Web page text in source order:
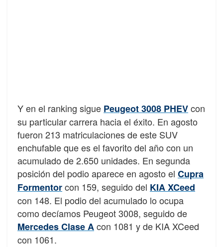
Y en el ranking sigue Peugeot 3008 PHEVcon
su particular carrera hacia el éxito. En agosto
fueron 213 matriculaciones de este SUV
enchufable que es el favorito del año con un
acumulado de 2.650 unidades. En segunda
posición del podio aparece en agosto el Cupra
Formentorcon 159, seguido del KIA XCeed
con 148. El podio del acumulado lo ocupa
como decíamos Peugeot 3008, seguido de
Mercedes Clase Acon 1081 y de KIA XCeed
con 1061.